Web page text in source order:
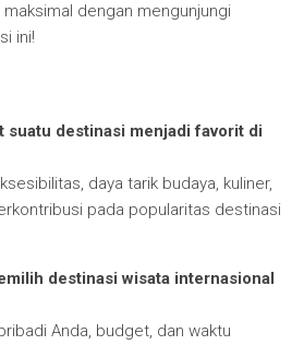
dengan mengunjungi
ini!
suatu destinasi menjadi favorit di
daya tarik budaya, kuliner,
pada popularitas destinasi
destinasi wisata internasional
Anda, budget, dan waktu